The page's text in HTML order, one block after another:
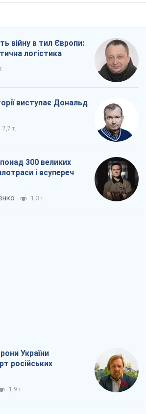
війну в тил Європи:
логістика
виступає Дональд
7,7 т.
300 великих
і всупереч
1,3 т.
України
російських
1,9 т.